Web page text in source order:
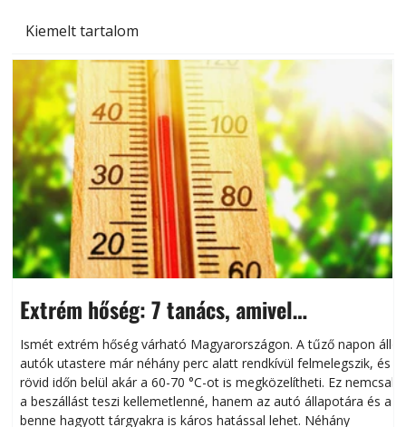
Kiemelt tartalom
Extrém hőség: 7 tanács, amivel
megóvhatjuk autónkat a nyári károktól
Ismét extrém hőség várható Magyarországon. A tűző napon álló
autók utastere már néhány perc alatt rendkívül felmelegszik, és
rövid időn belül akár a 60-70 °C-ot is megközelítheti. Ez nemcsak
a beszállást teszi kellemetlenné, hanem az autó állapotára és a
benne hagyott tárgyakra is káros hatással lehet. Néhány